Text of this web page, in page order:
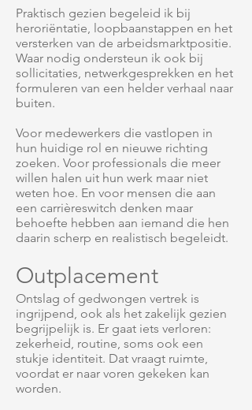
Praktisch gezien begeleid ik bij
heroriëntatie, loopbaanstappen en het
versterken van de arbeidsmarktpositie.
Waar nodig ondersteun ik ook bij
sollicitaties, netwerkgesprekken en het
formuleren van een helder verhaal naar
buiten.
Voor medewerkers die vastlopen in
hun huidige rol en nieuwe richting
zoeken. Voor professionals die meer
willen halen uit hun werk maar niet
weten hoe. En voor mensen die aan
een carrièreswitch denken maar
behoefte hebben aan iemand die hen
daarin scherp en realistisch begeleidt.
Outplacement
Ontslag of gedwongen vertrek is
ingrijpend, ook als het zakelijk gezien
begrijpelijk is. Er gaat iets verloren:
zekerheid, routine, soms ook een
stukje identiteit. Dat vraagt ruimte,
voordat er naar voren gekeken kan
worden.